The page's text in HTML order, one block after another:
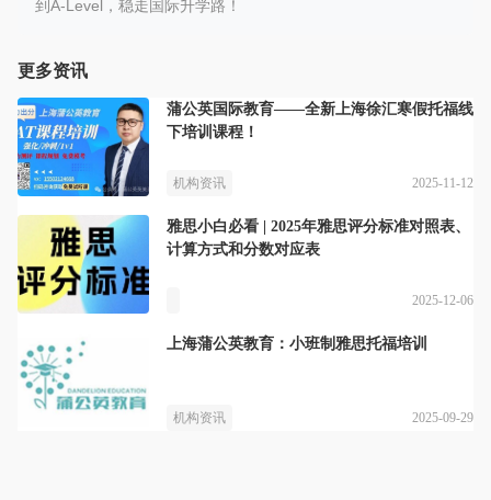
到A-Level，稳走国际升学路！
更多资讯
蒲公英国际教育——全新上海徐汇寒假托福线
下培训课程！
机构资讯 2025-11-12
雅思小白必看 | 2025年雅思评分标准对照表、
计算方式和分数对应表
2025-12-06
上海蒲公英教育：小班制雅思托福培训
机构资讯 2025-09-29